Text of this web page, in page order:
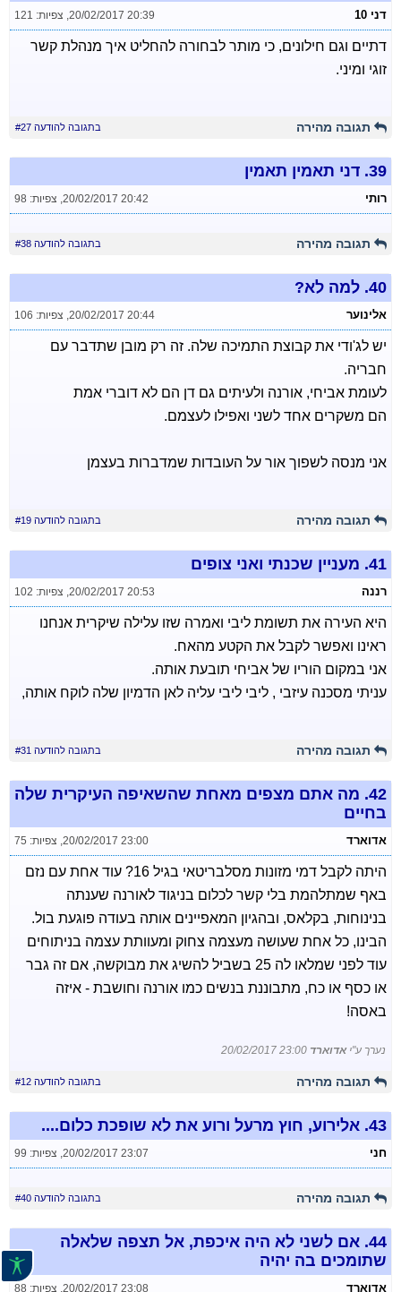
דני 10 20/02/2017 20:39 צפיות: 121
דתיים וגם חילונים, כי מותר לבחורה להחליט איך מנהלת קשר
זוגי ומיני.
תגובה מהירה בתגובה להודעה #27
39. דני תאמין תאמין
רותי 20/02/2017 20:42 צפיות: 98
תגובה מהירה בתגובה להודעה #38
40. למה לא?
אלינוער 20/02/2017 20:44 צפיות: 106
יש לג'ודי את קבוצת התמיכה שלה. זה רק מובן שתדבר עם
חבריה.
לעומת אביחי, אורנה ולעיתים גם דן הם לא דוברי אמת
הם משקרים אחד לשני ואפילו לעצמם.
אני מנסה לשפוך אור על העובדות שמדברות בעצמן
תגובה מהירה בתגובה להודעה #19
41. מעניין שכנתי ואני צופים
רננה 20/02/2017 20:53 צפיות: 102
היא העירה את תשומת ליבי ואמרה שזו עלילה שיקרית אנחנו
ראינו ואפשר לקבל את הקטע מהאח.
אני במקום הוריו של אביחי תובעת אותה.
עניתי מסכנה עיזבי , ליבי ליבי עליה לאן הדמיון שלה לוקח אותה,
תגובה מהירה בתגובה להודעה #31
42. מה אתם מצפים מאחת שהשאיפה העיקרית שלה
בחיים
אדוארד 20/02/2017 23:00 צפיות: 75
היתה לקבל דמי מזונות מסלבריטאי בגיל 16? עוד אחת עם נזם
באף שמתלהמת בלי קשר לכלום בניגוד לאורנה שענתה
בנינוחות, בקלאס, ובהגיון המאפיינים אותה בעודה פוגעת בול.
הבינו, כל אחת שעושה מעצמה צחוק ומעוותת עצמה בניתוחים
עוד לפני שמלאו לה 25 בשביל להשיג את מבוקשה, אם זה גבר
או כסף או כח, מתבוננת בנשים כמו אורנה וחושבת - איזה
באסה!
נערך ע"יאדוארד 20/02/2017 23:00
תגובה מהירה בתגובה להודעה #12
43. אלירוע, חוץ מרעל ורוע את לא שופכת כלום....
חני 20/02/2017 23:07 צפיות: 99
תגובה מהירה בתגובה להודעה #40
44. אם לשני לא היה איכפת, אל תצפה שלאלה
שתומכים בה יהיה
אדוארד 20/02/2017 23:08 צפיות: 88